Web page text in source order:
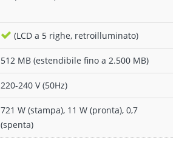
(LCD a 5 righe, retroilluminato)
512 MB (estendibile fino a 2.500 MB)
220-240 V (50Hz)
721 W (stampa), 11 W (pronta), 0,7
(spenta)